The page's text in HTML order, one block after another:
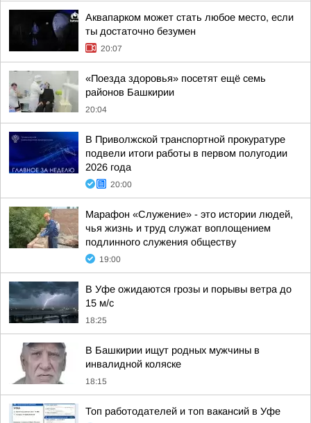
Аквапарком может стать любое место, если
ты достаточно безумен
20:07
«Поезда здоровья» посетят ещё семь
районов Башкирии
20:04
В Приволжской транспортной прокуратуре
подвели итоги работы в первом полугодии
2026 года
20:00
Марафон «Служение» - это истории людей,
чья жизнь и труд служат воплощением
подлинного служения обществу
19:00
В Уфе ожидаются грозы и порывы ветра до
15 м/с
18:25
В Башкирии ищут родных мужчины в
инвалидной коляске
18:15
Топ работодателей и топ вакансий в Уфе